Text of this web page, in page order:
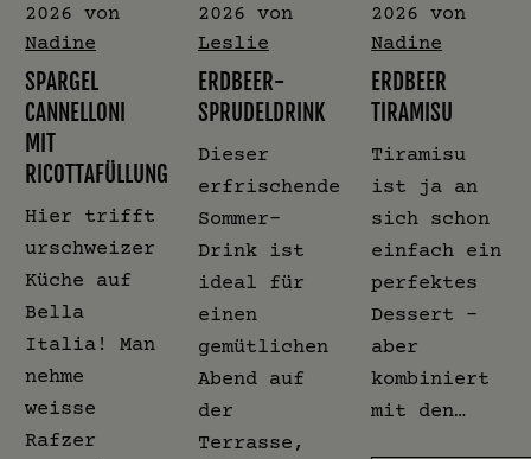
2026 von
Nadine
SPARGEL
CANNELLONI
MIT
RICOTTAFÜLLUNG
Hier trifft
urschweizer
Küche auf
Bella
Italia! Man
nehme
weisse
Rafzer
2026 von
Leslie
ERDBEER-
SPRUDELDRINK
Dieser
erfrischende
Sommer-
Drink ist
ideal für
einen
gemütlichen
Abend auf
der
Terrasse,
2026 von
Nadine
ERDBEER
TIRAMISU
Tiramisu
ist ja an
sich schon
einfach ein
perfektes
Dessert –
aber
kombiniert
mit den…